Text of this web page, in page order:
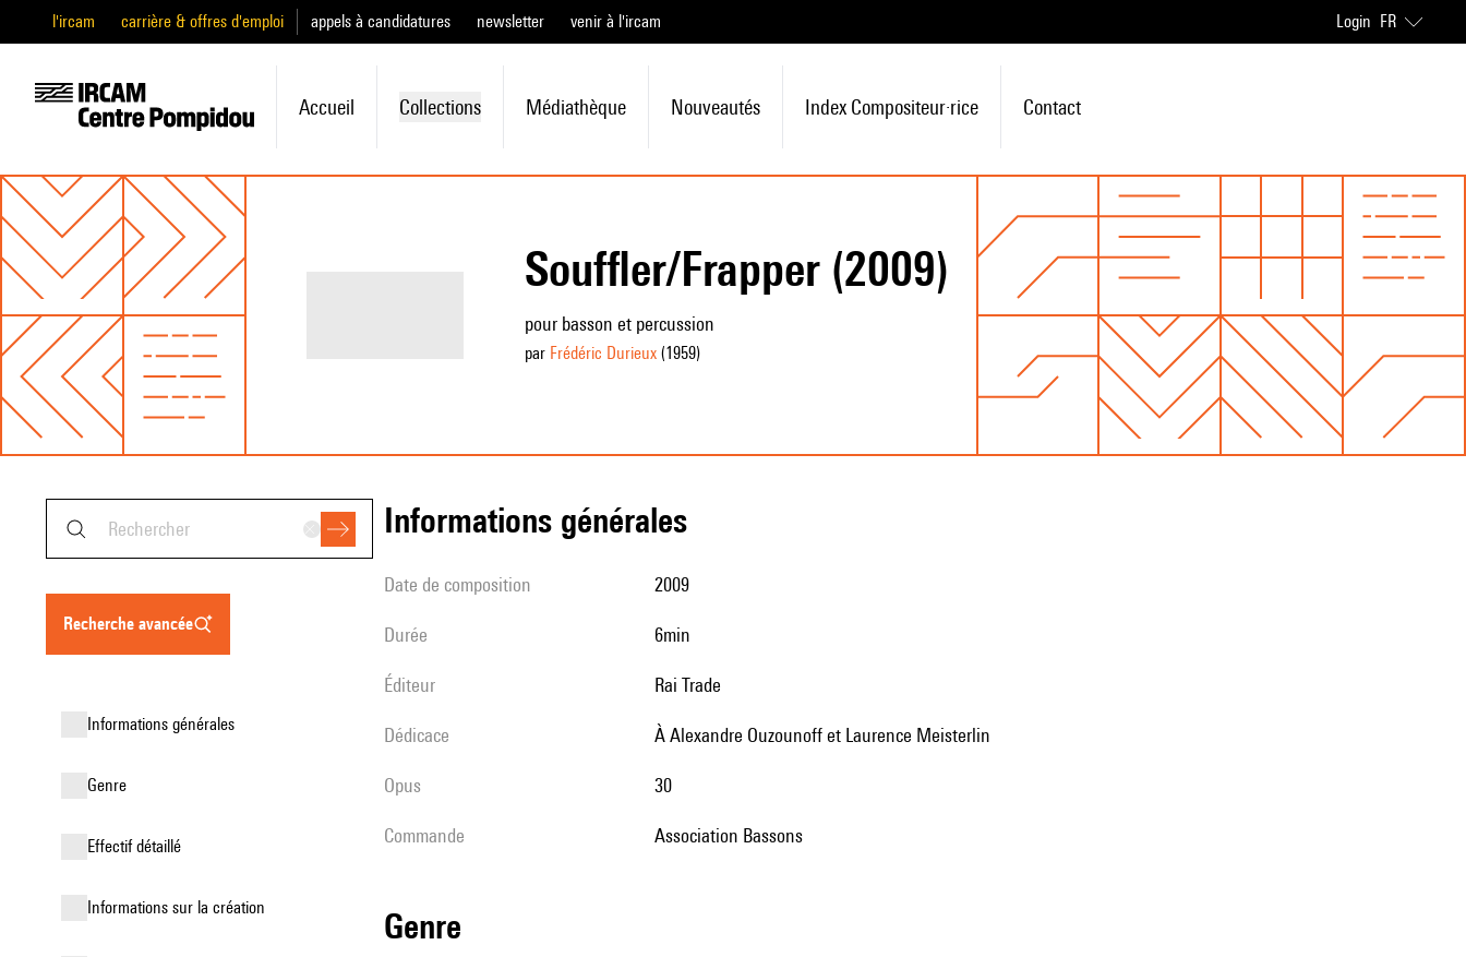
l'ircam carrière & offres d'emploi appels à candidatures newsletter venir à l'ircam Login FR
Accueil Collections Médiathèque Nouveautés Index Compositeur·rice Contact
Souffler/Frapper (2009)
pour basson et percussion
par Frédéric Durieux(1959)
recherche avancée
informations générales
genre
effectif détaillé
informations sur la création
informations générales
date de composition 2009
durée 6min
éditeur Rai Trade
Dédicace à Alexandre Ouzounoff et Laurence Meisterlin
Opus 30
Commande Association Bassons
genre